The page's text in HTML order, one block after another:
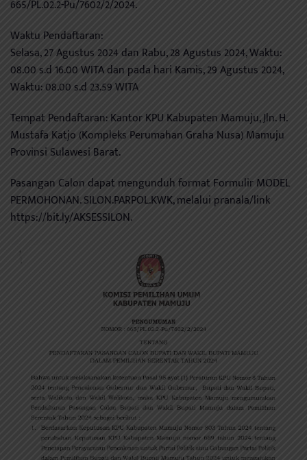
665/PL.02.2-Pu/7602/2/2024.
Waktu Pendaftaran:
Selasa, 27 Agustus 2024 dan Rabu, 28 Agustus 2024, Waktu:
08.00 s.d 16.00 WITA dan pada hari Kamis, 29 Agustus 2024,
Waktu: 08.00 s.d 23.59 WITA
Tempat Pendaftaran: Kantor KPU Kabupaten Mamuju, Jln. H.
Mustafa Katjo (Kompleks Perumahan Graha Nusa) Mamuju
Provinsi Sulawesi Barat.
Pasangan Calon dapat mengunduh format Formulir MODEL
PERMOHONAN. SILON.PARPOL.KWK, melalui pranala/link
https://bit.ly/AKSESSILON.